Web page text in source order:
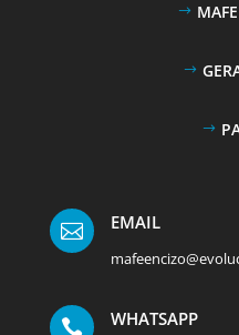
 EMAIL
 WHATSAPP